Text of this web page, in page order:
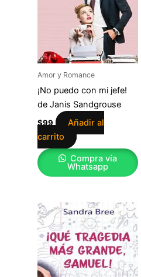
Amor y Romance
¡No puedo con mi jefe!
de Janis Sandgrouse
$99
Añadir al
carrito
Compra vía
Whatsapp